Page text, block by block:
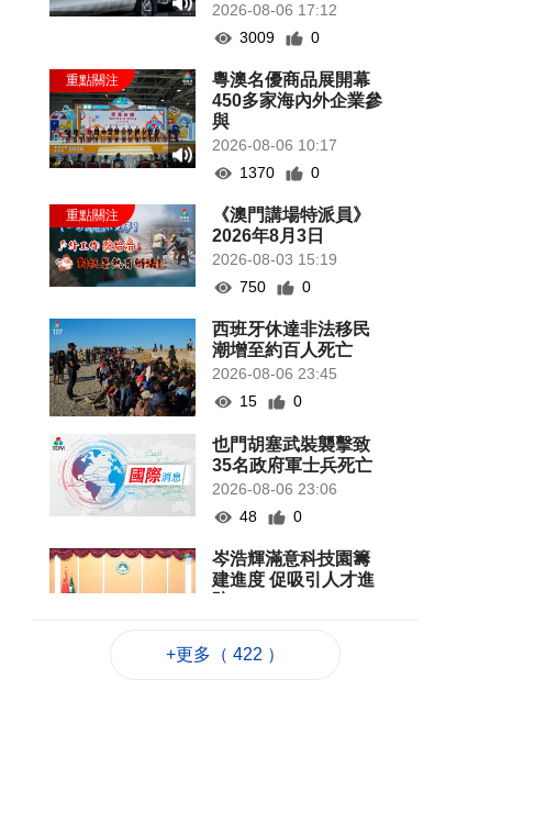
2026-08-06 17:12
3009
0
粵澳名優商品展開幕
450多家海內外企業參
與
2026-08-06 10:17
1370
0
《澳門講場特派員》
2026年8月3日
2026-08-03 15:19
750
0
西班牙休達非法移民
潮增至約百人死亡
2026-08-06 23:45
15
0
也門胡塞武裝襲擊致
35名政府軍士兵死亡
2026-08-06 23:06
48
0
岑浩輝滿意科技園籌
建進度 促吸引人才進
91
+更多（ 422 ）